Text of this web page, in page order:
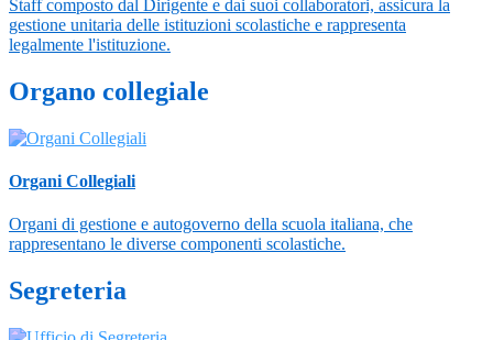
Staff composto dal Dirigente e dai suoi collaboratori, assicura la
gestione unitaria delle istituzioni scolastiche e rappresenta
legalmente l'istituzione.
Organo collegiale
Organi Collegiali
Organi di gestione e autogoverno della scuola italiana, che
rappresentano le diverse componenti scolastiche.
Segreteria